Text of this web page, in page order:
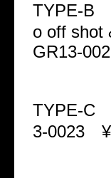
TYPE-B
o off
GR13-
TYPE-C
3-0023